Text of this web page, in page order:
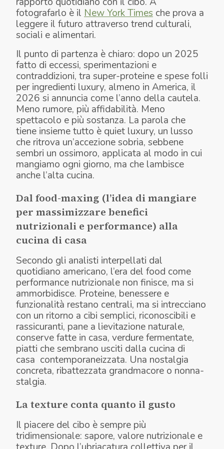
fotografarlo è il New York Times che prova a
leggere il futuro attraverso trend culturali,
sociali e alimentari.
Il punto di partenza è chiaro: dopo un 2025
fatto di eccessi, sperimentazioni e
contraddizioni, tra super-proteine e spese folli
per ingredienti luxury, almeno in America, il
2026 si annuncia come l’anno della cautela.
Meno rumore, più affidabilità. Meno
spettacolo e più sostanza. La parola che
tiene insieme tutto è quiet luxury, un lusso
che ritrova un’accezione sobria, sebbene
sembri un ossimoro, applicata al modo in cui
mangiamo ogni giorno, ma che lambisce
anche l’alta cucina.
Dal food-maxing (l’idea di mangiare
per massimizzare benefici
nutrizionali e performance) alla
cucina di casa
Secondo gli analisti interpellati dal
quotidiano americano, l’era del food come
performance nutrizionale non finisce, ma si
ammorbidisce. Proteine, benessere e
funzionalità restano centrali, ma si intrecciano
con un ritorno a cibi semplici, riconoscibili e
rassicuranti, pane a lievitazione naturale,
conserve fatte in casa, verdure fermentate,
piatti che sembrano usciti dalla cucina di
casa contemporaneizzata. Una nostalgia
concreta, ribattezzata grandmacore o nonna-
stalgia.
La texture conta quanto il gusto
Il piacere del cibo è sempre più
tridimensionale: sapore, valore nutrizionale e